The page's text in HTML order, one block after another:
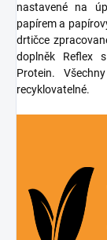
nastavené na
papírem a
drtičce
doplněk Reflex
Protein.
recyklovatelné.